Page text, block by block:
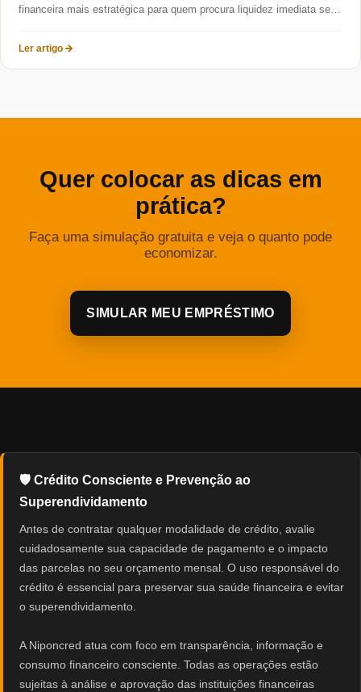
financeira mais estratégica para quem procura liquidez imediata sem
Ler artigo
Quer colocar as dicas em
prática?
Faça uma simulação gratuita e veja o quanto pode
economizar.
SIMULAR MEU EMPRÉSTIMO
🛡️ Crédito Consciente e Prevenção ao
Superendividamento
Antes de contratar qualquer modalidade de crédito, avalie
cuidadosamente sua capacidade de pagamento e o impacto
das parcelas no seu orçamento mensal. O uso responsável do
crédito é essencial para preservar sua saúde financeira e evitar
o superendividamento.
A Niponcred atua com foco em transparência, informação e
consumo financeiro consciente. Todas as operações estão
sujeitas à análise e aprovação das instituições financeiras